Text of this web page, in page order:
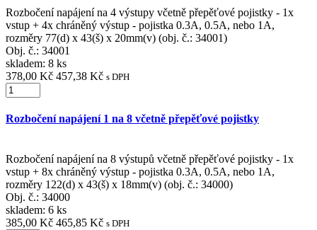
Rozbočení napájení na 4 výstupy včetně přepěťové pojistky - 1x
vstup + 4x chráněný výstup - pojistka 0.3A, 0.5A, nebo 1A,
rozměry 77(d) x 43(š) x 20mm(v) (obj. č.: 34001)
Obj. č.: 34001
skladem: 8 ks
378,00 Kč 457,38 Kč s DPH
Rozbočení napájení 1 na 8 včetně přepěťové pojistky
Rozbočení napájení na 8 výstupů včetně přepěťové pojistky - 1x
vstup + 8x chráněný výstup - pojistka 0.3A, 0.5A, nebo 1A,
rozměry 122(d) x 43(š) x 18mm(v) (obj. č.: 34000)
Obj. č.: 34000
skladem: 6 ks
385,00 Kč 465,85 Kč s DPH